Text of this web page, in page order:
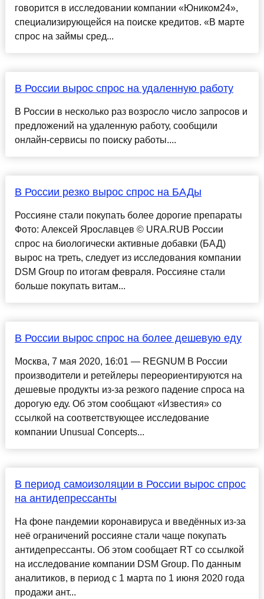
говорится в исследовании компании «Юником24»,
специализирующейся на поиске кредитов. «В марте
спрос на займы сред...
В России вырос спрос на удаленную работу
В России в несколько раз возросло число запросов и
предложений на удаленную работу, сообщили
онлайн-сервисы по поиску работы....
В России резко вырос спрос на БАДы
Россияне стали покупать более дорогие препараты
Фото: Алексей Ярославцев © URA.RUВ России
спрос на биологически активные добавки (БАД)
вырос на треть, следует из исследования компании
DSM Group по итогам февраля. Россияне стали
больше покупать витам...
В России вырос спрос на более дешевую еду
Москва, 7 мая 2020, 16:01 — REGNUM В России
производители и ретейлеры переориентируются на
дешевые продукты из-за резкого падение спроса на
дорогую еду. Об этом сообщают «Известия» со
ссылкой на соответствующее исследование
компании Unusual Concepts...
В период самоизоляции в России вырос спрос
на антидепрессанты
На фоне пандемии коронавируса и введённых из-за
неё ограничений россияне стали чаще покупать
антидепрессанты. Об этом сообщает RT со ссылкой
на исследование компании DSM Group. По данным
аналитиков, в период с 1 марта по 1 июня 2020 года
продажи ант...